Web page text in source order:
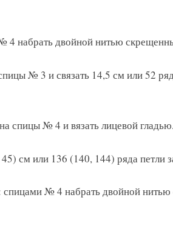
4 набрать двойной нитью
№ 3 и связать 14,5 см или 52
спицы № 4 и вязать лицевой гладью.
см или 136 (140, 144) ряда петли
спицами № 4 набрать двойной